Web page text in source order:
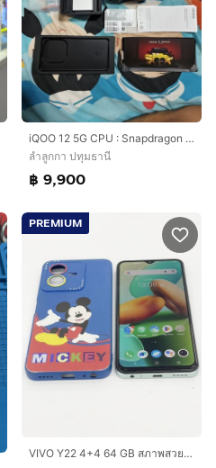
iQOO 12 5G CPU : Snapdragon 8 Gen 3 จอ 6.78 นิ้วกล้องหน้า 16MP กล้องหลัง 50MP+64MP+50MP 512+16+16 GB
ลำลูกกา ปทุมธานี
฿ 9,900
PREMIUM
VIVO Y22 4+4 64 GB สภาพสวย สแกนได้ แบตนาน ไม่เคยซ่อม ราคาถูกใจ